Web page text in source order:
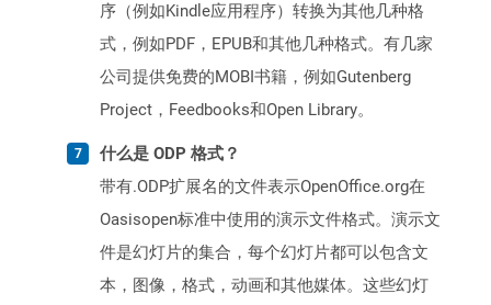
序（例如Kindle应用程序）转换为其他几种格
式，例如PDF，EPUB和其他几种格式。有几家
公司提供免费的MOBI书籍，例如Gutenberg
Project，Feedbooks和Open Library。
什么是 ODP 格式？
带有.ODP扩展名的文件表示OpenOffice.org在
Oasisopen标准中使用的演示文件格式。演示文
件是幻灯片的集合，每个幻灯片都可以包含文
本，图像，格式，动画和其他媒体。这些幻灯